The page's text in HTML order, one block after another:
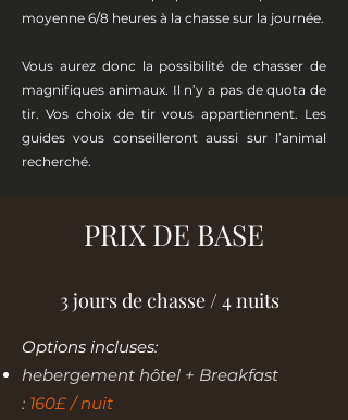
moyenne 6/8 heures à la chasse sur la journée.
Vous aurez donc la possibilité de chasser de
magnifiques animaux. Il n’y a pas de quota de
tir. Vos choix de tir vous appartiennent. Les
guides vous conseilleront aussi sur l’animal
recherché.
PRIX DE BASE​​
3 jours de chasse / 4 nuits
Options incluses:
hebergement hôtel + Breakfast
: 160£ / nuit